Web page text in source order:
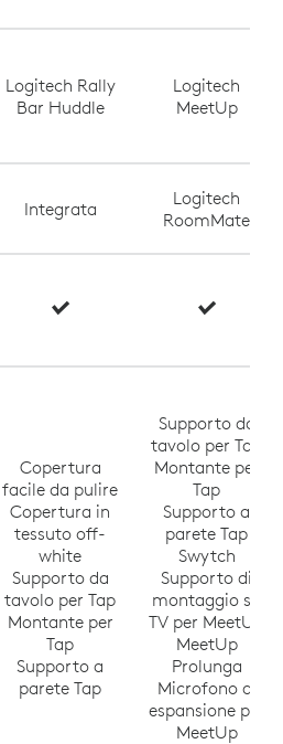
Logitech Rally
Bar Huddle
Logitech
MeetUp
Integrata
Logitech
RoomMate
Copertura
facile da pulire
Copertura in
tessuto off-
white
Supporto da
tavolo per Tap
Montante per
Tap
Supporto a
parete Tap
Supporto da
tavolo per Tap
Montante per
Tap
Supporto a
parete Tap
Swytch
Supporto di
montaggio su
TV per MeetUp
MeetUp
Prolunga
Microfono di
espansione per
MeetUp